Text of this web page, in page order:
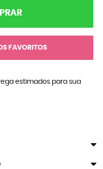
FAVORITOS
estimados para sua